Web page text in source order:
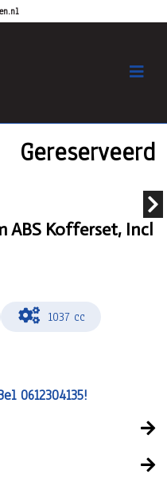
Gereserveerd
ABS Kofferset, Incl
1037 cc
0612304135!